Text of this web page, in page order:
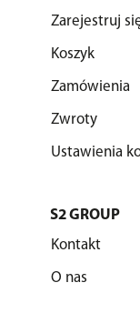
Zarejestruj
Koszyk
Zamówienia
Zwroty
Ustawienia
S2 GROUP
Kontakt
O nas